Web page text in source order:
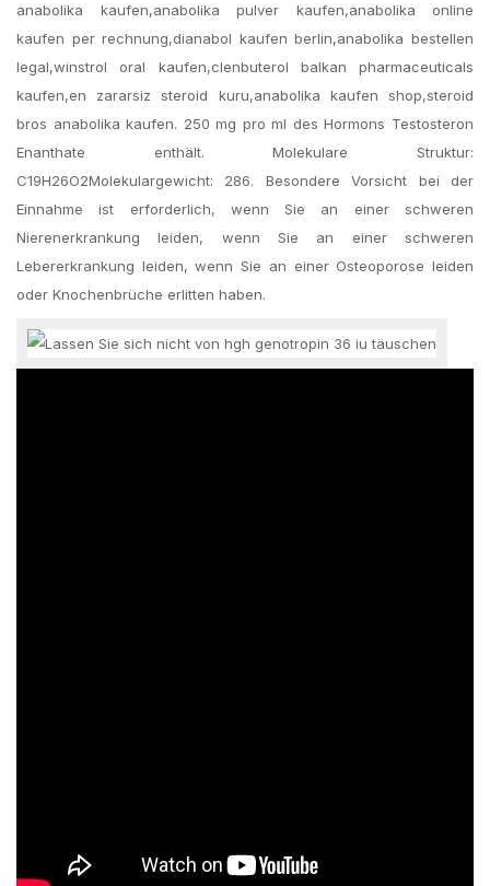
anabolika kaufen,anabolika pulver kaufen,anabolika online
kaufen per rechnung,dianabol kaufen berlin,anabolika bestellen
legal,winstrol oral kaufen,clenbuterol balkan pharmaceuticals
kaufen,en zararsiz steroid kuru,anabolika kaufen shop,steroid
bros anabolika kaufen. 250 mg pro ml des Hormons Testosteron
Enanthate enthält. Molekulare Struktur:
C19H26O2Molekulargewicht: 286. Besondere Vorsicht bei der
Einnahme ist erforderlich, wenn Sie an einer schweren
Nierenerkrankung leiden, wenn Sie an einer schweren
Lebererkrankung leiden, wenn Sie an einer Osteoporose leiden
oder Knochenbrüche erlitten haben.